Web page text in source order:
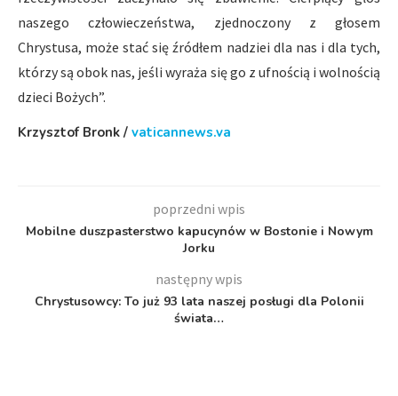
naszego człowieczeństwa, zjednoczony z głosem
Chrystusa, może stać się źródłem nadziei dla nas i dla tych,
którzy są obok nas, jeśli wyraża się go z ufnością i wolnością
dzieci Bożych”.
Krzysztof Bronk / vaticannews.va
poprzedni wpis
Mobilne duszpasterstwo kapucynów w Bostonie i Nowym
Jorku
następny wpis
Chrystusowcy: To już 93 lata naszej posługi dla Polonii
świata…